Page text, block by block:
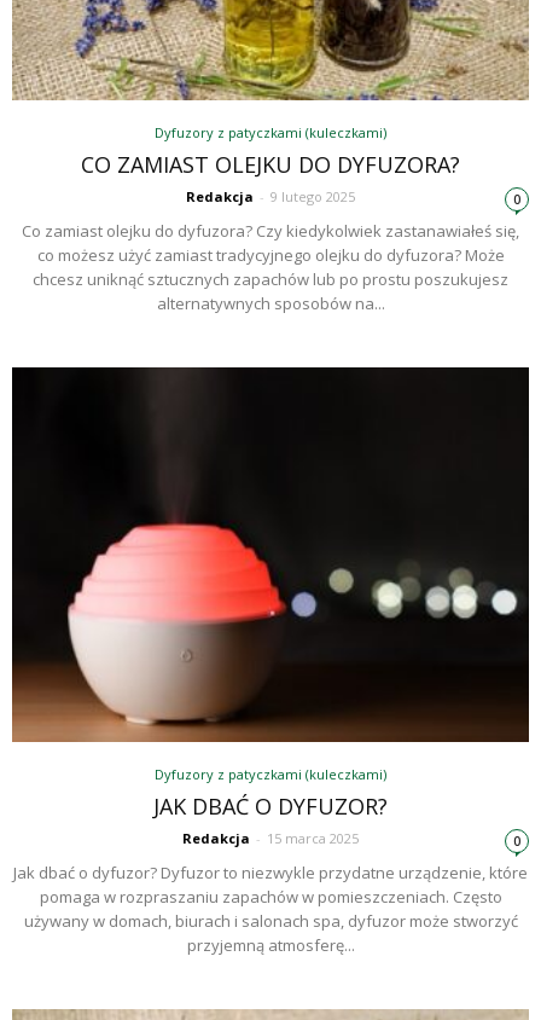
Dyfuzory z patyczkami (kuleczkami)
CO ZAMIAST OLEJKU DO DYFUZORA?
Redakcja - 9 lutego 2025 0
Co zamiast olejku do dyfuzora? Czy kiedykolwiek zastanawiałeś się,
co możesz użyć zamiast tradycyjnego olejku do dyfuzora? Może
chcesz uniknąć sztucznych zapachów lub po prostu poszukujesz
alternatywnych sposobów na...
Dyfuzory z patyczkami (kuleczkami)
JAK DBAĆ O DYFUZOR?
Redakcja - 15 marca 2025 0
Jak dbać o dyfuzor? Dyfuzor to niezwykle przydatne urządzenie, które
pomaga w rozpraszaniu zapachów w pomieszczeniach. Często
używany w domach, biurach i salonach spa, dyfuzor może stworzyć
przyjemną atmosferę...